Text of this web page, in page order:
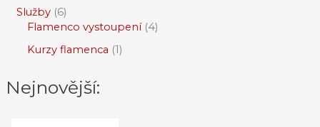
Služby 6
Flamenco vystoupení 4
Kurzy flamenca 1
Nejnovější: